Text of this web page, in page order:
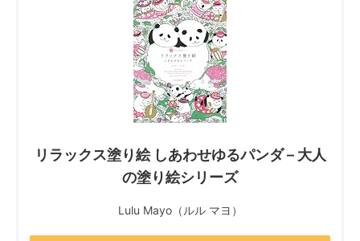
リラックス塗り絵 しあわせゆるパンダ – 大人
の塗り絵シリーズ
Lulu Mayo（ルル マヨ）